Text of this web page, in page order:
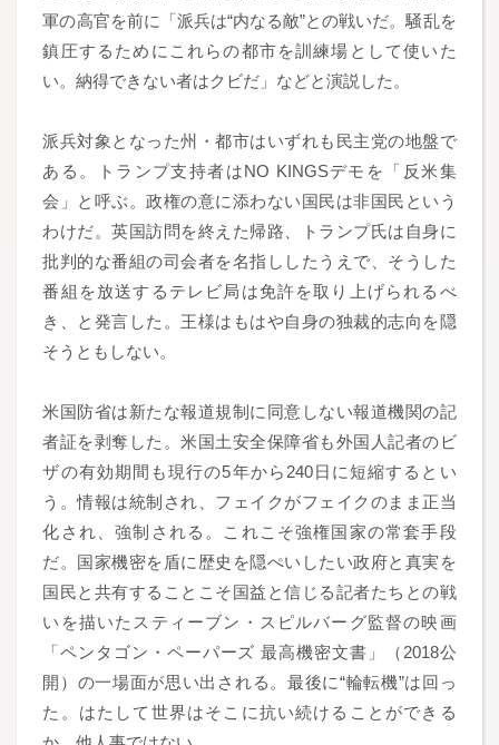
軍の高官を前に「派兵は“内なる敵”との戦いだ。騒乱を
鎮圧するためにこれらの都市を訓練場として使いた
い。納得できない者はクビだ」などと演説した。
派兵対象となった州・都市はいずれも民主党の地盤で
ある。トランプ支持者はNO KINGSデモを「反米集
会」と呼ぶ。政権の意に添わない国民は非国民という
わけだ。英国訪問を終えた帰路、トランプ氏は自身に
批判的な番組の司会者を名指ししたうえで、そうした
番組を放送するテレビ局は免許を取り上げられるべ
き、と発言した。王様はもはや自身の独裁的志向を隠
そうともしない。
米国防省は新たな報道規制に同意しない報道機関の記
者証を剥奪した。米国土安全保障省も外国人記者のビ
ザの有効期間も現行の5年から240日に短縮するとい
う。情報は統制され、フェイクがフェイクのまま正当
化され、強制される。これこそ強権国家の常套手段
だ。国家機密を盾に歴史を隠ぺいしたい政府と真実を
国民と共有することこそ国益と信じる記者たちとの戦
いを描いたスティーブン・スピルバーグ監督の映画
「ペンタゴン・ペーパーズ 最高機密文書」（2018公
開）の一場面が思い出される。最後に“輪転機”は回っ
た。はたして世界はそこに抗い続けることができる